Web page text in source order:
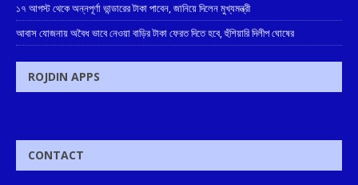
১৭ আগস্ট থেকে অন্নপূর্ণা ভান্ডারের টাকা পাবেন, জানিয়ে দিলেন মুখ্যমন্ত্রী
আবাস যোজনায় অবৈধ ভাবে নেওয়া বাড়ির টাকা ফেরত দিতে হবে, হুঁশিয়ারি দিলীপ ঘোষের
ROJDIN APPS
CONTACT